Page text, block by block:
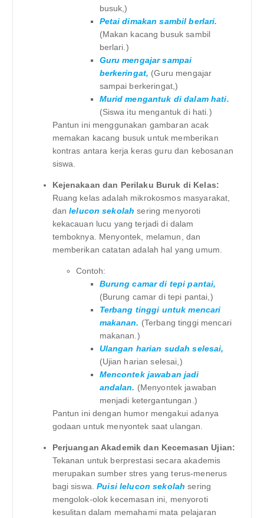
busuk,)
Petai dimakan sambil berlari.
(Makan kacang busuk sambil
berlari.)
Guru mengajar sampai
berkeringat, (Guru mengajar
sampai berkeringat,)
Murid mengantuk di dalam hati.
(Siswa itu mengantuk di hati.)
Pantun ini menggunakan gambaran acak
memakan kacang busuk untuk memberikan
kontras antara kerja keras guru dan kebosanan
siswa.
Kejenakaan dan Perilaku Buruk di Kelas:
Ruang kelas adalah mikrokosmos masyarakat,
danlelucon sekolah sering menyoroti
kekacauan lucu yang terjadi di dalam
temboknya. Menyontek, melamun, dan
memberikan catatan adalah hal yang umum.
Contoh:
Burung camar di tepi pantai,
(Burung camar di tepi pantai,)
Terbang tinggi untuk mencari
makanan. (Terbang tinggi mencari
makanan.)
Ulangan harian sudah selesai,
(Ujian harian selesai,)
Mencontek jawaban jadi
andalan. (Menyontek jawaban
menjadi ketergantungan.)
Pantun ini dengan humor mengakui adanya
godaan untuk menyontek saat ulangan.
Perjuangan Akademik dan Kecemasan Ujian:
Tekanan untuk berprestasi secara akademis
merupakan sumber stres yang terus-menerus
bagi siswa.Puisi lelucon sekolah sering
mengolok-olok kecemasan ini, menyoroti
kesulitan dalam memahami mata pelajaran